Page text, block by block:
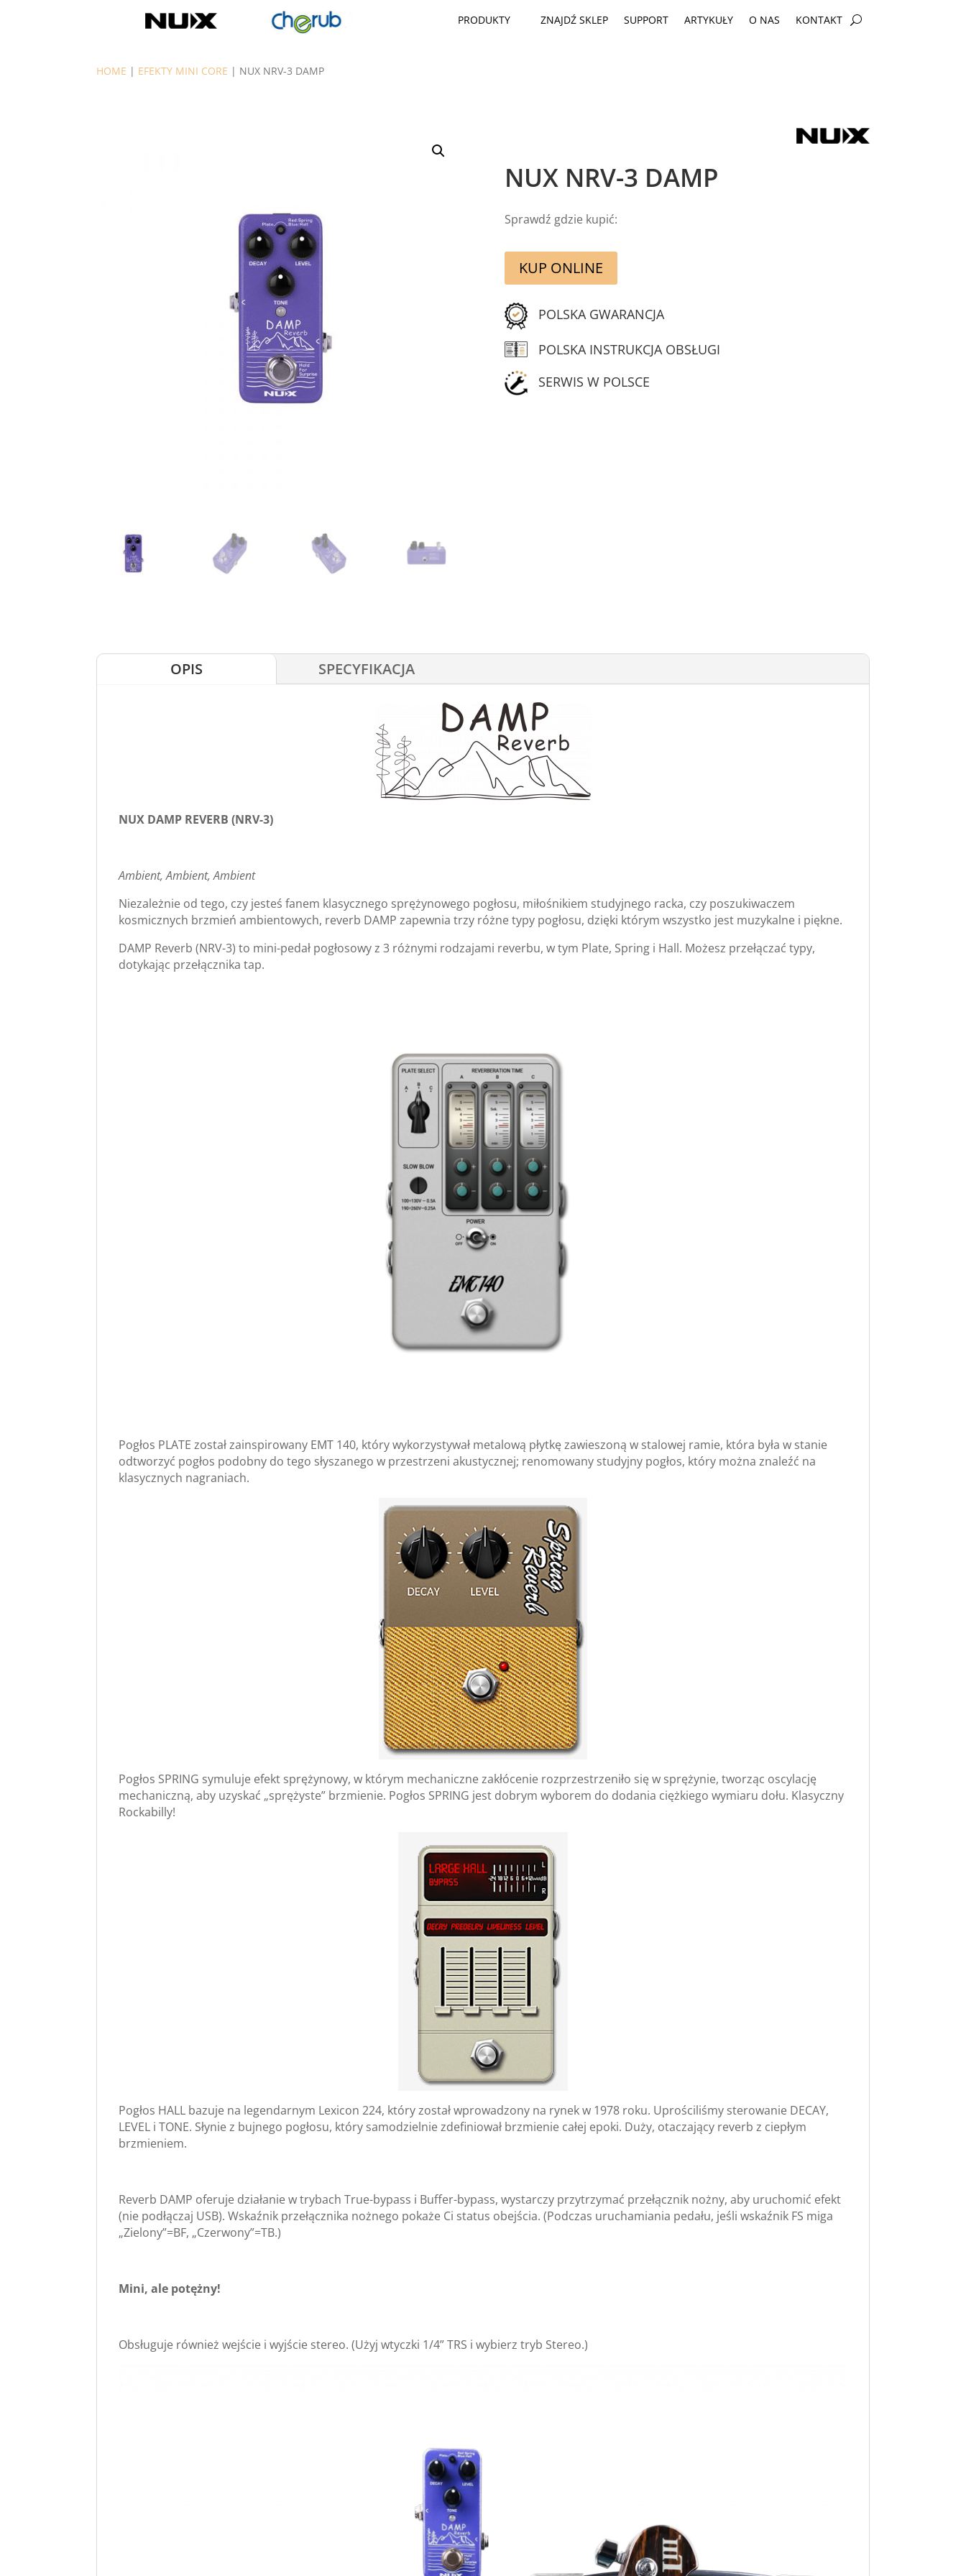
PRODUKTY ZNAJDŹ SKLEP SUPPORT ARTYKUŁY O NAS KONTAKT
HOME | EFEKTY MINI CORE | NUX NRV-3 DAMP
NUX NRV-3 DAMP
Sprawdź gdzie kupić:
KUP ONLINE
POLSKA GWARANCJA
POLSKA INSTRUKCJA OBSŁUGI
SERWIS W POLSCE
OPIS SPECYFIKACJA
NUX DAMP REVERB (NRV-3)
Ambient, Ambient, Ambient
Niezależnie od tego, czy jesteś fanem klasycznego sprężynowego pogłosu, miłośnikiem studyjnego racka, czy poszukiwaczem
kosmicznych brzmień ambientowych, reverb DAMP zapewnia trzy różne typy pogłosu, dzięki którym wszystko jest muzykalne i piękne.
DAMP Reverb (NRV-3) to mini-pedał pogłosowy z 3 różnymi rodzajami reverbu, w tym Plate, Spring i Hall. Możesz przełączać typy,
dotykając przełącznika tap.
Pogłos PLATE został zainspirowany EMT 140, który wykorzystywał metalową płytkę zawieszoną w stalowej ramie, która była w stanie
odtworzyć pogłos podobny do tego słyszanego w przestrzeni akustycznej; renomowany studyjny pogłos, który można znaleźć na
klasycznych nagraniach.
Pogłos SPRING symuluje efekt sprężynowy, w którym mechaniczne zakłócenie rozprzestrzeniło się w sprężynie, tworząc oscylację
mechaniczną, aby uzyskać „sprężyste” brzmienie. Pogłos SPRING jest dobrym wyborem do dodania ciężkiego wymiaru dołu. Klasyczny
Rockabilly!
Pogłos HALL bazuje na legendarnym Lexicon 224, który został wprowadzony na rynek w 1978 roku. Uprościliśmy sterowanie DECAY,
LEVEL i TONE. Słynie z bujnego pogłosu, który samodzielnie zdefiniował brzmienie całej epoki. Duży, otaczający reverb z ciepłym
brzmieniem.
Reverb DAMP oferuje działanie w trybach True-bypass i Buffer-bypass, wystarczy przytrzymać przełącznik nożny, aby uruchomić efekt
(nie podłączaj USB). Wskaźnik przełącznika nożnego pokaże Ci status obejścia. (Podczas uruchamiania pedału, jeśli wskaźnik FS miga
„Zielony”=BF, „Czerwony”=TB.)
Mini, ale potężny!
Obsługuje również wejście i wyjście stereo. (Użyj wtyczki 1/4” TRS i wybierz tryb Stereo.)